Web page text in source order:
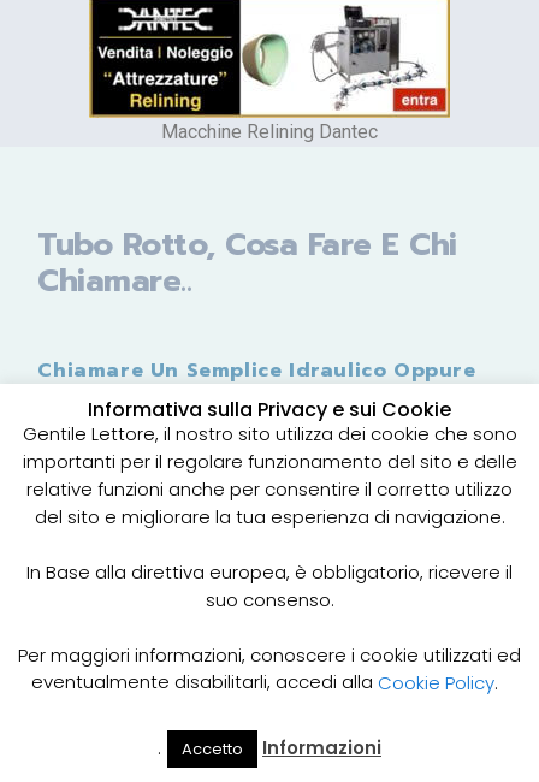
Macchine Relining Dantec
Tubo Rotto, Cosa Fare E Chi
Chiamare..
Chiamare Un Semplice Idraulico Oppure
Una Ditta Di Relining?
Tubo rotto, quasi tutti gli impianti idraulici dopo 30
o 50 anni hanno seri problemi, ma ci sono casi in
cui in maniera prematura, anche dopo 5 o 10 anni
Certo è un problema improvviso, spesso e
volentieri chiamiamo l’idraulico. Questo accade
dopo che nei muri notiamo umidità, cattivi odori di
Se avete chiamato un vero professionista di
individuare il punto e la causa della perdita e
quindi rottura. L’intervento si chiama
Cerca Il Mio
Informativa sulla Privacy e sui Cookie
Gentile Lettore, il nostro sito utilizza dei cookie che sono
importanti per il regolare funzionamento del sito e delle
relative funzioni anche per consentire il corretto utilizzo
del sito e migliorare la tua esperienza di navigazione.
In Base alla direttiva europea, è obbligatorio, ricevere il
suo consenso.
Per maggiori informazioni, conoscere i cookie utilizzati ed
eventualmente disabilitarli, accedi alla Cookie Policy.
. Accetto Informazioni